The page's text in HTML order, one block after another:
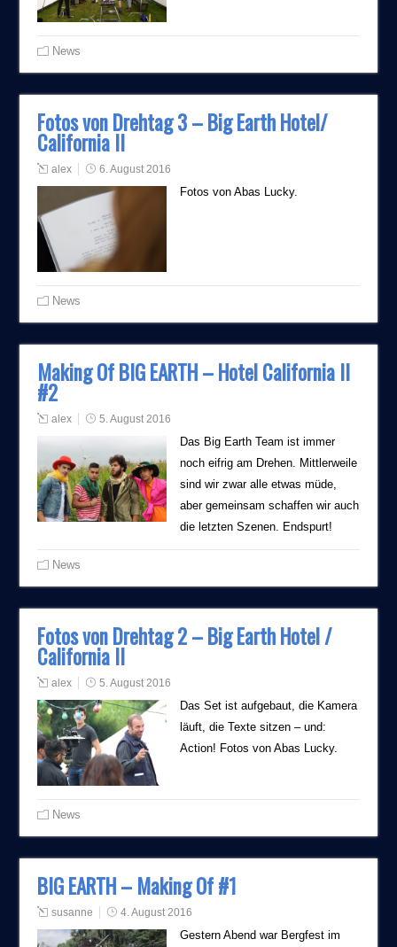
News
Fotos von Drehtag 3 – Big Earth Hotel/
California II
alex 6. August 2016
Fotos von Abas Lucky.
News
Making Of BIG EARTH – Hotel California II
#2
alex 5. August 2016
Das Big Earth Team ist immer
noch eifrig am Drehen. Mittlerweile
sind wir zwar alle etwas müde,
aber gemeinsam schaffen wir auch
die letzten Szenen. Endspurt!
News
Fotos von Drehtag 2 – Big Earth Hotel /
California II
alex 5. August 2016
Das Set ist aufgebaut, die Kamera
läuft, die Texte sitzen – und:
Action! Fotos von Abas Lucky.
News
BIG EARTH – Making Of #1
susanne 4. August 2016
Gestern Abend war Bergfest im